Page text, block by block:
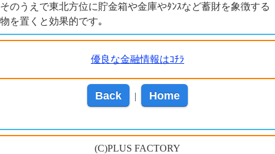
そのうえで東北方位に貯金箱や金庫やﾀﾝｽなど蓄財を象徴する
物を置くと効果的です｡
優良な金融情報はｺﾁﾗ
Back | Home
(C)PLUS FACTORY